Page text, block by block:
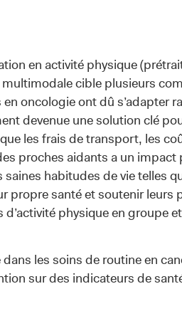
en activité physique
cible plusieurs
oncologie ont dû s’adapter
devenue une solution clé
les frais de transport, les
proches aidants a un impact
habitudes de vie telles
propre santé et soutenir leurs
physique en groupe
les soins de routine en
sur des indicateurs de